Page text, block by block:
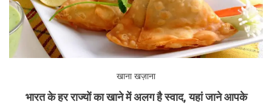
खाना खज़ाना
भारत के हर राज्यों का खाने में अलग है स्वाद, यहां जाने आपके